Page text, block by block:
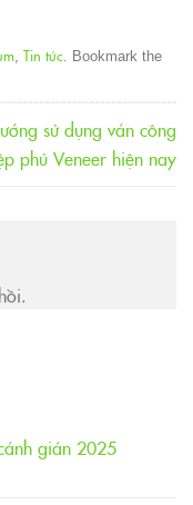
Tin tức . Bookmark the
sử dụng ván công
phủ Veneer hiện nay
gián 2025